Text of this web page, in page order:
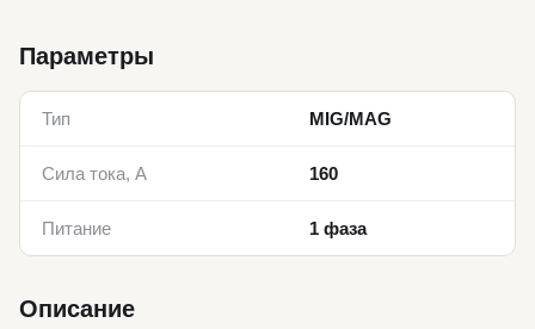
Параметры
Тип MIG/MAG
Сила тока, А 160
Питание 1 фаза
Описание